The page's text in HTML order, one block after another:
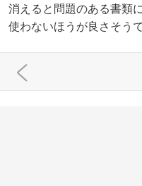
消えると問題のある書類
使わないほうが良さそうで